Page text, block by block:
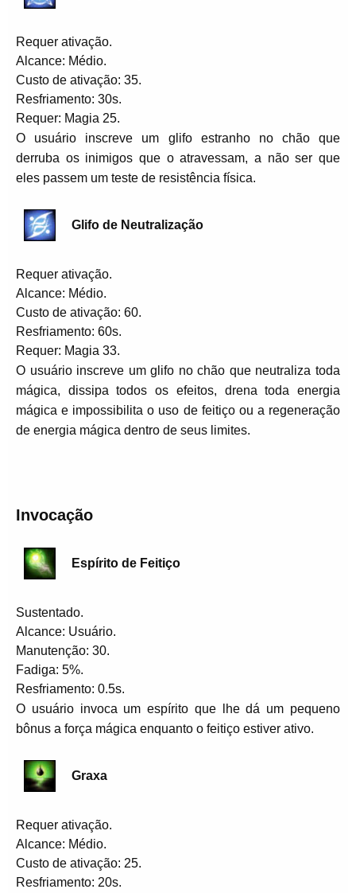
Requer ativação.
Alcance: Médio.
Custo de ativação: 35.
Resfriamento: 30s.
Requer: Magia 25.
O usuário inscreve um glifo estranho no chão que
derruba os inimigos que o atravessam, a não ser que
eles passem um teste de resistência física.
Glifo de Neutralização
Requer ativação.
Alcance: Médio.
Custo de ativação: 60.
Resfriamento: 60s.
Requer: Magia 33.
O usuário inscreve um glifo no chão que neutraliza toda
mágica, dissipa todos os efeitos, drena toda energia
mágica e impossibilita o uso de feitiço ou a regeneração
de energia mágica dentro de seus limites.
Invocação
Espírito de Feitiço
Sustentado.
Alcance: Usuário.
Manutenção: 30.
Fadiga: 5%.
Resfriamento: 0.5s.
O usuário invoca um espírito que lhe dá um pequeno
bônus a força mágica enquanto o feitiço estiver ativo.
Graxa
Requer ativação.
Alcance: Médio.
Custo de ativação: 25.
Resfriamento: 20s.